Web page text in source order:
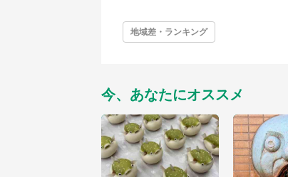
地域差・ランキング
今、あなたにオススメ